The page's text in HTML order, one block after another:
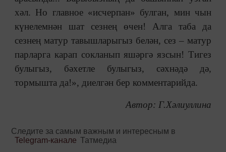
хәл. Но главное «исчерпан» булган, мин чын
күнелемнән шат сезнең өчен! Алга таба да
сезнең матур тавышларыгыз белән, сез ‒ матур
парларга карап сокланып яшәргә язсын! Тигез
булыгыз, бәхетле булыгыз, сәхнәдә дә,
тормышта да!», диелгән бер комментарийда.
Автор: Г.Хәлиуллина
Следите за самым важным и интересным в
Telegram-канале Татмедиа